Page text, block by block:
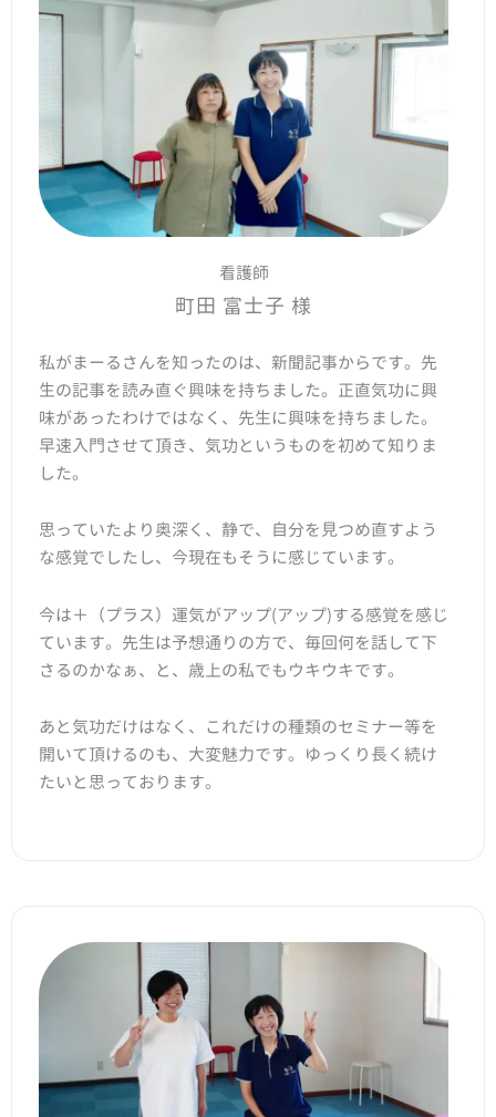
看護師
町田 富士子 様
私がまーるさんを知ったのは、新聞記事からです。先
生の記事を読み直ぐ興味を持ちました。正直気功に興
味があったわけではなく、先生に興味を持ちました。
早速入門させて頂き、気功というものを初めて知りま
した。
思っていたより奥深く、静で、自分を見つめ直すよう
な感覚でしたし、今現在もそうに感じています。
今は＋（プラス）運気がアップ(アップ)する感覚を感じ
ています。先生は予想通りの方で、毎回何を話して下
さるのかなぁ、と、歳上の私でもウキウキです。
あと気功だけはなく、これだけの種類のセミナー等を
開いて頂けるのも、大変魅力です。ゆっくり長く続け
たいと思っております。